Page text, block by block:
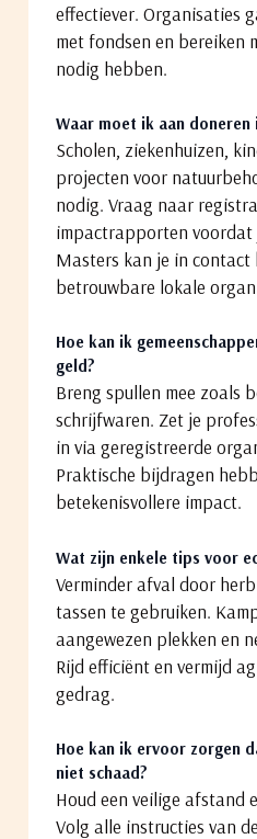
effectiever. Organisaties
met fondsen en bereiken
nodig hebben.
Waar moet ik aan doneren
Scholen, ziekenhuizen,
projecten voor
nodig. Vraag naar
impactrapporten
Masters kan je in contact
betrouwbare lokale
Hoe kan ik
geld?
Breng spullen mee zoals
schrijfwaren. Zet je
in via geregistreerde
Praktische bijdragen
betekenisvollere impact.
Wat zijn enkele tips voor
Verminder afval door
tassen te gebruiken.
aangewezen plekken en
Rijd efficiënt en vermijd
gedrag.
Hoe kan ik ervoor zorgen
niet schaad?
Houd een veilige afstand
Volg alle instructies van